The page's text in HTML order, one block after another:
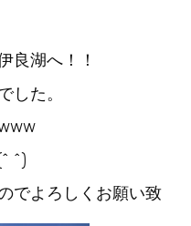
良湖へ！！
した。
^)
でよろしくお願い致